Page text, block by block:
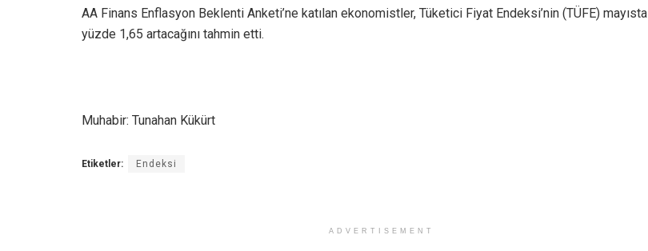
AA Finans Enflasyon Beklenti Anketi’ne katılan ekonomistler, Tüketici Fiyat Endeksi’nin (TÜFE) mayısta
yüzde 1,65 artacağını tahmin etti.
Muhabir: Tunahan Kükürt
Etiketler: Endeksi
ADVERTISEMENT